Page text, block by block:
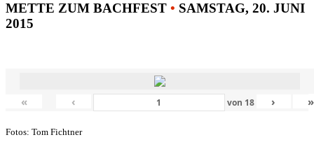
METTE ZUM BACHFEST • SAMSTAG, 20. JUNI
2015
« ‹ von 18 › »
Fotos: Tom Fichtner